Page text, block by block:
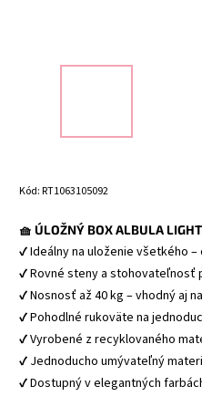
Kód:RT1063105092
🧺 ÚLOŽNÝ BOX ALBULA
✔ Ideálny na uloženie všetkého
✔ Rovné steny a stohovateľnosť
✔ Nosnosť až 40 kg – vhodný aj
✔ Pohodlné rukoväte na
✔ Vyrobené z recyklovaného
✔ Jednoducho umývateľný
✔ Dostupný v elegantných